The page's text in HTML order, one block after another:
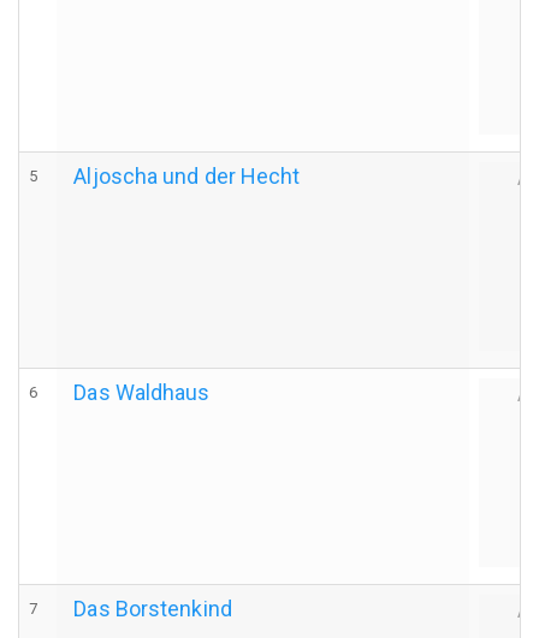
5 Aljoscha und der Hecht
6 Das Waldhaus
7 Das Borstenkind